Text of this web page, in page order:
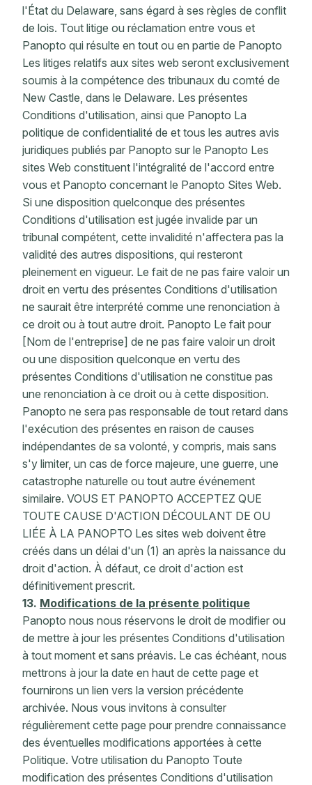
l'État du Delaware, sans égard à ses règles de conflit
de lois. Tout litige ou réclamation entre vous et
Panopto qui résulte en tout ou en partie de Panopto
Les litiges relatifs aux sites web seront exclusivement
soumis à la compétence des tribunaux du comté de
New Castle, dans le Delaware. Les présentes
Conditions d'utilisation, ainsi que Panopto La
politique de confidentialité de et tous les autres avis
juridiques publiés par Panopto sur le Panopto Les
sites Web constituent l'intégralité de l'accord entre
vous et Panopto concernant le Panopto Sites Web.
Si une disposition quelconque des présentes
Conditions d'utilisation est jugée invalide par un
tribunal compétent, cette invalidité n'affectera pas la
validité des autres dispositions, qui resteront
pleinement en vigueur. Le fait de ne pas faire valoir un
droit en vertu des présentes Conditions d'utilisation
ne saurait être interprété comme une renonciation à
ce droit ou à tout autre droit. Panopto Le fait pour
[Nom de l'entreprise] de ne pas faire valoir un droit
ou une disposition quelconque en vertu des
présentes Conditions d'utilisation ne constitue pas
une renonciation à ce droit ou à cette disposition.
Panopto ne sera pas responsable de tout retard dans
l'exécution des présentes en raison de causes
indépendantes de sa volonté, y compris, mais sans
s'y limiter, un cas de force majeure, une guerre, une
catastrophe naturelle ou tout autre événement
similaire. VOUS ET PANOPTO ACCEPTEZ QUE
TOUTE CAUSE D'ACTION DÉCOULANT DE OU
LIÉE À LA PANOPTO Les sites web doivent être
créés dans un délai d'un (1) an après la naissance du
droit d'action. À défaut, ce droit d'action est
définitivement prescrit.
13. Modifications de la présente politique
Panopto nous nous réservons le droit de modifier ou
de mettre à jour les présentes Conditions d'utilisation
à tout moment et sans préavis. Le cas échéant, nous
mettrons à jour la date en haut de cette page et
fournirons un lien vers la version précédente
archivée. Nous vous invitons à consulter
régulièrement cette page pour prendre connaissance
des éventuelles modifications apportées à cette
Politique. Votre utilisation du Panopto Toute
modification des présentes Conditions d'utilisation